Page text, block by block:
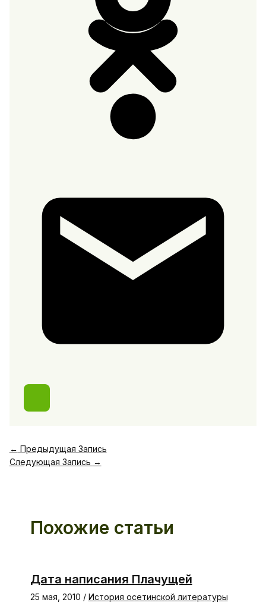
← Предыдущая Запись
Следующая Запись →
Похожие статьи
Дата написания Плачущей
25 мая, 2010 / История осетинской литературы